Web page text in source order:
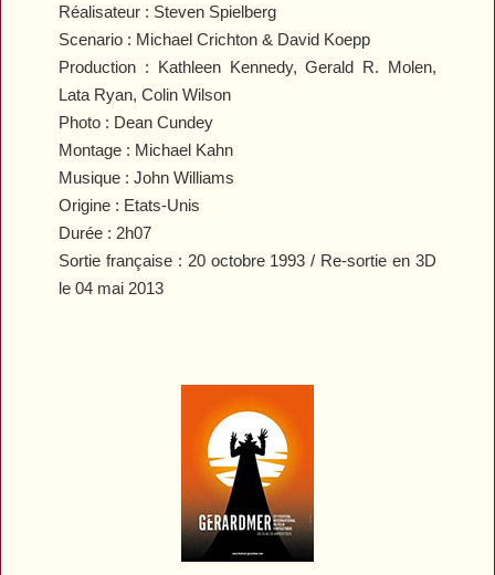
Réalisateur : Steven Spielberg
Scenario : Michael Crichton & David Koepp
Production : Kathleen Kennedy, Gerald R. Molen,
Lata Ryan, Colin Wilson
Photo : Dean Cundey
Montage : Michael Kahn
Musique : John Williams
Origine : Etats-Unis
Durée : 2h07
Sortie française : 20 octobre 1993 / Re-sortie en 3D
le 04 mai 2013